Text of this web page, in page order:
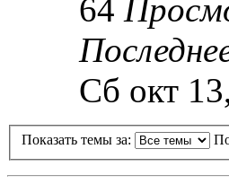
64
Сб окт
Показать темы за: